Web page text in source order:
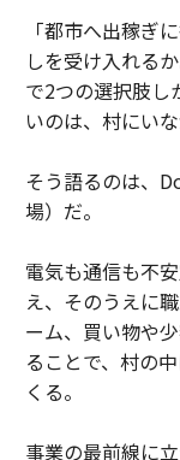
「都市へ出稼ぎ
しを受け入れる
で2つの選択肢し
いのは、村にい
そう語るのは、
場）だ。
電気も通信も不
え、そのうえに
ーム、買い物や
ることで、村の
くる。
事業の最前線に